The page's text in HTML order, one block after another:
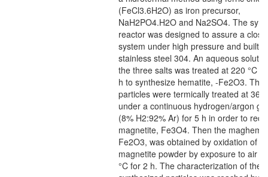
(FeCl3.6H2O) as iron precursor,
NaH2PO4.H2O and Na2SO4. The
reactor was designed to assure a
system under high pressure and built
stainless steel 304. An aqueous
the three salts was treated at 220 °C
h to synthesize hematite, -Fe2O3.
particles were termically treated at 360
under a continuous hydrogen/argon
(8% H2:92% Ar) for 5 h in order to
magnetite, Fe3O4. Then the
Fe2O3, was obtained by oxidation of
magnetite powder by exposure to air
°C for 2 h. The characterization of the